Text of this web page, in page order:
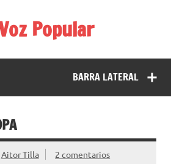
Popular
de las verdaderas.
BARRA LATERAL
Aitor Tilla 2 comentarios